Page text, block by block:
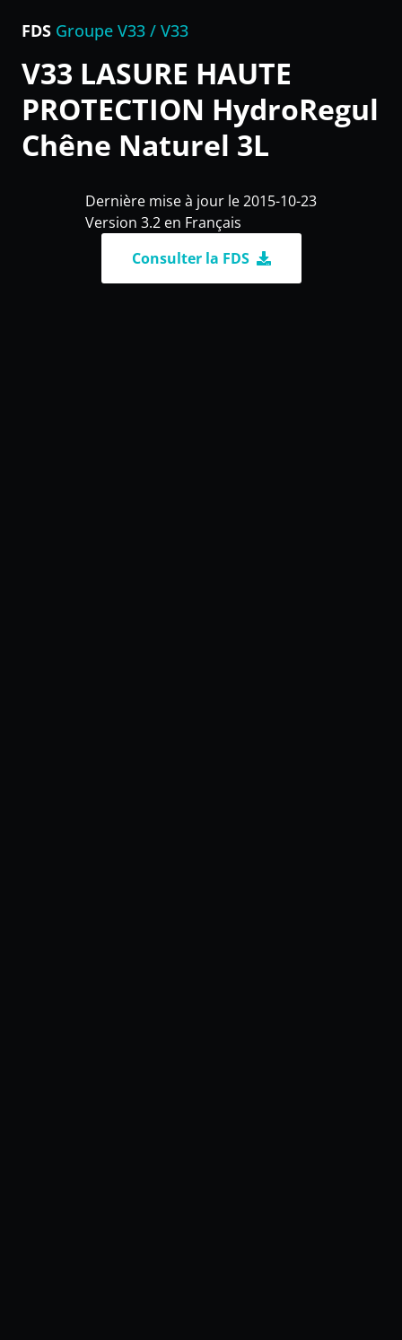
V33 LASURE HAUTE
PROTECTION HydroRegul
Chêne Naturel 3L
FDS Groupe V33 / V33
Dernière mise à jour le 2015-10-23
Version 3.2 en Français
Consulter la FDS